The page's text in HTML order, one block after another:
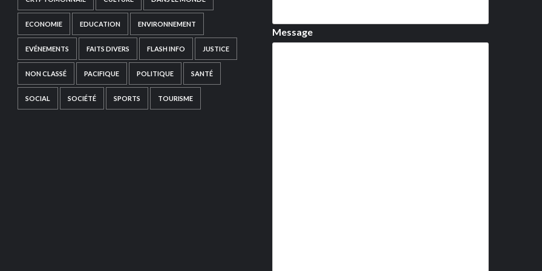
ECONOMIE EDUCATION ENVIRONNEMENT
EVÉNEMENTS FAITS DIVERS FLASH INFO JUSTICE
NON CLASSÉ PACIFIQUE POLITIQUE SANTÉ
SOCIAL SOCIÉTÉ SPORTS TOURISME
Message